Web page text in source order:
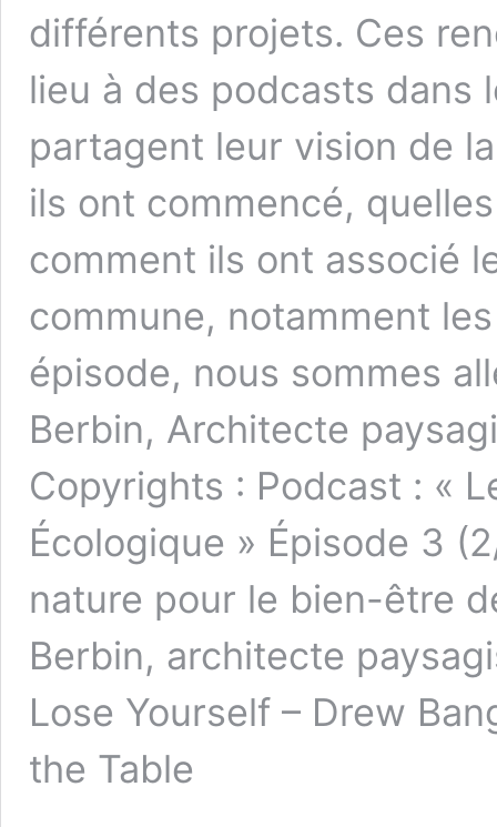
différents projets. Ces
lieu à des podcasts dans
partagent leur vision de
ils ont commencé,
comment ils ont associé
commune, notamment
épisode, nous sommes
Berbin, Architecte
Copyrights : Podcast : «
Écologique » Épisode 3
nature pour le bien-être
Berbin, architecte
Lose Yourself – Drew
the Table